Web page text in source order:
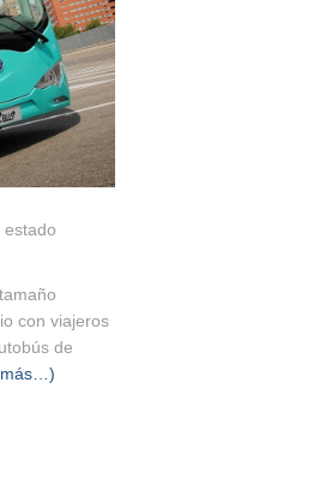
estado
con viajeros
de